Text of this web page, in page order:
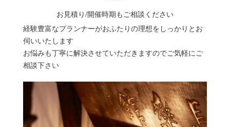
お見積り/開催時期もご相談ください
経験豊富なプランナーがおふたりの理想をしっかりとお
伺いいたします
お悩みも丁寧に解決させていただきますのでご気軽にご
相談下さい